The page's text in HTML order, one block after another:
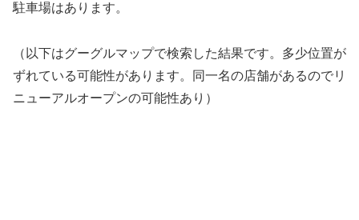
駐車場はあります。
（以下はグーグルマップで検索した結果です。多少位置が
ずれている可能性があります。同一名の店舗があるのでリ
ニューアルオープンの可能性あり）